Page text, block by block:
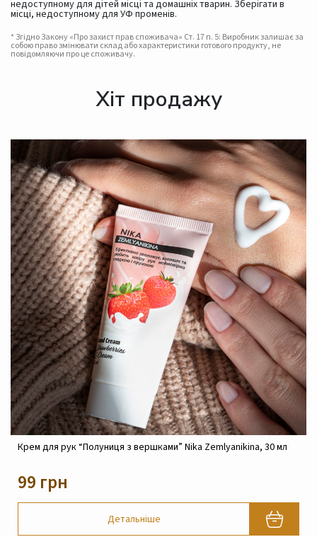
недоступному для дітей місці та домашніх тварин. Зберігати в
місці, недоступному для УФ променів.
* Згідно Закону «Про захист прав споживача» Ст. 17 п. 5: Виробник залишає за
собою право змінювати склад або характеристики готового продукту, не
повідомляючи про це споживачу.
Хіт продажу
Крем для рук “Полуниця з вершками” Nika Zemlyanikina, 30 мл
99 грн
Детальніше